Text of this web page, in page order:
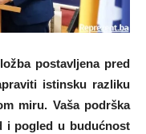
postavljena pred
istinsku razliku
miru. Vaša podrška
i pogled u budućnost